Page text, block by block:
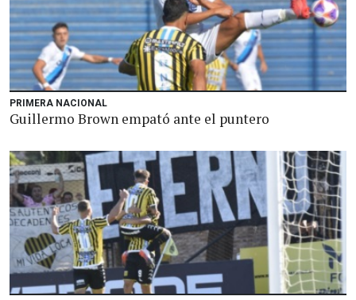
PRIMERA NACIONAL
Guillermo Brown empató ante el puntero